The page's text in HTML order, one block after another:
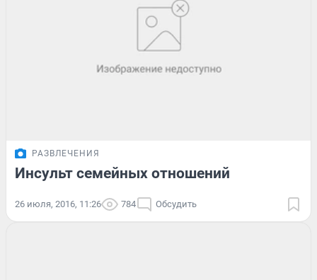
РАЗВЛЕЧЕНИЯ
Инсульт семейных отношений
26 июля, 2016, 11:26 784 Обсудить